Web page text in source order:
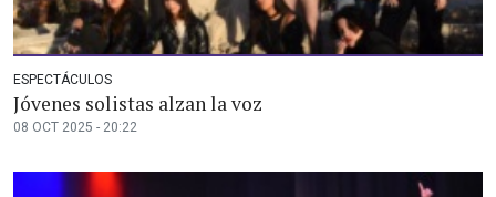
ESPECTÁCULOS
Jóvenes solistas alzan la voz
08 OCT 2025 - 20:22